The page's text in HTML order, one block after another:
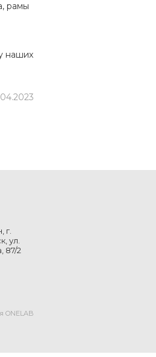
рамы
наших
г.
ул.
87/2
ONELAB